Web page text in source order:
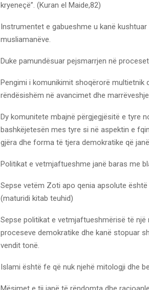
kryeneçë”. (Kuran el Maide,82)
Instrumentet e gabueshme u kanë
musliamanëve.
Duke pamundësuar pejsmarrjen në
Pengimi i komunikimit shoqërorë
rëndësishëm në avancimet dhe
Dy komunitete mbajnë përgjegjësitë e tyre
bashkëjetesën mes tyre si në aspektin e
gjëra dhe forma të tjera demokratike që
Politikat e vetmjaftueshme janë baras me
Sepse vetëm Zoti apo qenia apsolute
(maturidi kitab teuhid)
Sepse politikat e vetmjaftueshmërisë të
proceseve demokratike dhe kanë stopuar
vendit tonë.
Islami është fe që nuk njehë mitologji dhe